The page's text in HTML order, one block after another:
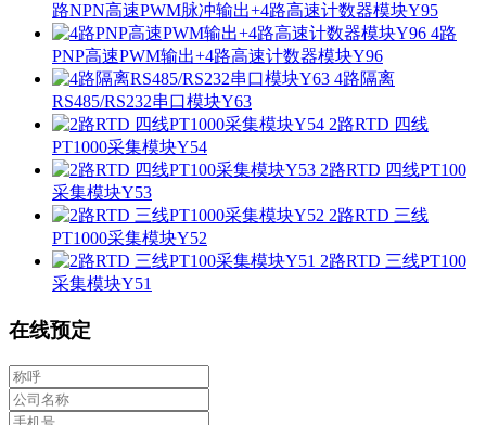
路NPN高速PWM脉冲输出+4路高速计数器模块Y95
4路
PNP高速PWM输出+4路高速计数器模块Y96
4路隔离
RS485/RS232串口模块Y63
2路RTD 四线
PT1000采集模块Y54
2路RTD 四线PT100
采集模块Y53
2路RTD 三线
PT1000采集模块Y52
2路RTD 三线PT100
采集模块Y51
在线预定